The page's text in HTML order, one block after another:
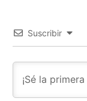
Suscribir